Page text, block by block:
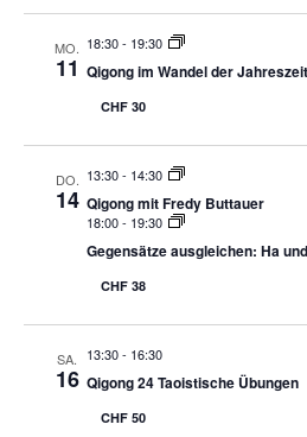
MO.
11
18:30- 19:30
Qigong im Wandel der
CHF 30
DO.
14
13:30- 14:30
Qigong mit Fredy Buttauer
18:00- 19:30
Gegensätze ausgleichen: Ha
CHF 38
SA.
16
13:30- 16:30
Qigong 24 Taoistische Übungen
CHF 50